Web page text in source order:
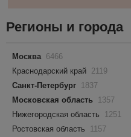
Регионы и города
Москва 6466
Краснодарский край 2119
Санкт-Петербург 1837
Московская область 1357
Нижегородская область
1251
Ростовская область
1157